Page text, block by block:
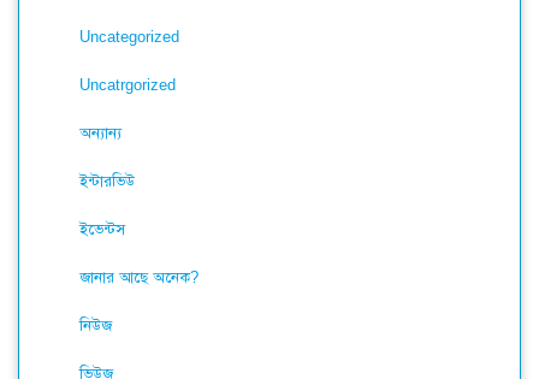
Uncategorized
Uncatrgorized
অন্যান্য
ইন্টারভিউ
ইভেন্টস
জানার আছে অনেক?
নিউজ
ভিউজ